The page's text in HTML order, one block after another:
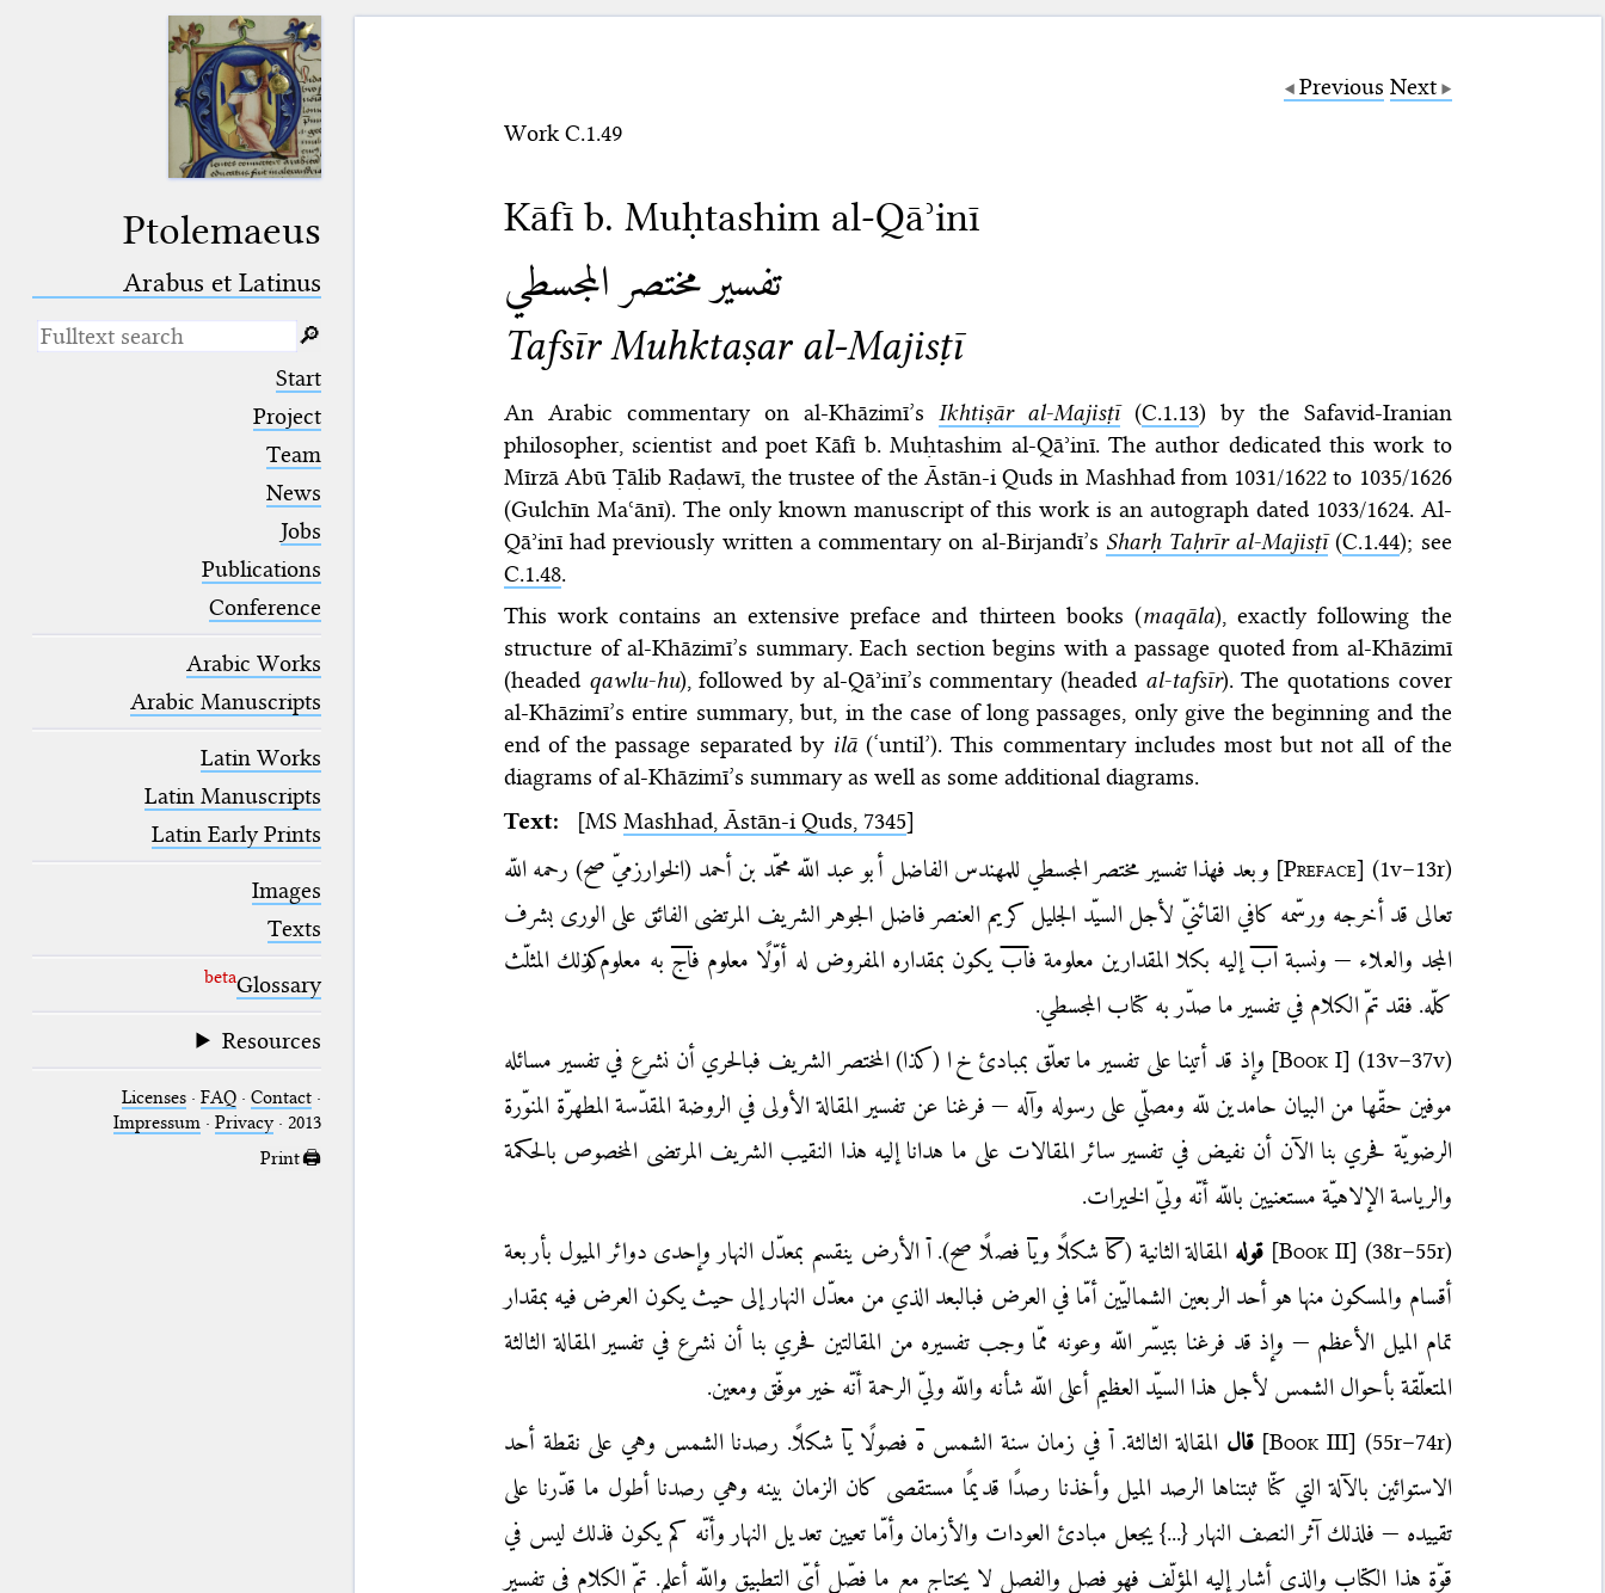
Ptolemaeus
Arabus et Latinus
(the underscore) is the placeholder
placeholder for no, one or more
placeholder for no, one or more
blank space (so that a search ends
at word boundaries).
🔎︎
Start
Project
Team
News
Jobs
Publications
Conference
Arabic Works
Arabic Manuscripts
Latin Works
Latin Manuscripts
Latin Early Prints
Images
Texts
betaGlossary
Resources
Licenses· FAQ· Contact·
Impressum· Privacy· 2013
Print 🖨
Previous Next
Work C.1.49
Kāfī b. Muḥtashim al-Qāʾinī
تفسير مختصر المجسطي
Tafsīr Muhktaṣar al-Majisṭī
An Arabic commentary on al-Khāzimī’s Ikhtiṣār al-Majisṭī(C.1.13) by the Safavid-Iranian
philosopher, scientist and poet Kāfī b. Muḥtashim al-Qāʾinī. The author dedicated this work to
Mīrzā Abū Ṭālib Raḍawī, the trustee of the Āstān-i Quds in Mashhad from 1031/​1622 to 1035/​1626
(Gulchīn Maʿānī). The only known manuscript of this work is an autograph dated 1033/​1624. Al-
Qāʾinī had previously written a commentary on al-Birjandī’s Sharḥ Taḥrīr al-Majisṭī(C.1.44); see
C.1.48.
This work contains an extensive preface and thirteen books (maqāla), exactly following the
structure of al-Khāzimī’s summary. Each section begins with a passage quoted from al-Khāzimī
(headed qawlu-hu), followed by al-Qāʾinī’s commentary (headed al-tafsīr). The quotations cover
al-Khāzimī’s entire summary, but, in the case of long passages, only give the beginning and the
end of the passage separated by ilā (‘until’). This commentary includes most but not all of the
diagrams of al-Khāzimī’s summary as well as some additional diagrams.
Text: [MS Mashhad, Āstān-i Quds, 7345]
[Preface] (1v–13r)
وبعد فهذا تفسير مختصر المجسطي للمهندس الفاضل أبو عبد اللّه محمّد بن أحمد (الخوارزميّ صح) رحمه اللّه
تعالى قد أخرجه ورسّمه كافي القائنيّ لأجل السيّد الجليل كريم العنصر فاضل الجوهر الشريف المرتضى الفائق على الورى بشرف
المجد والعلاء — ونسبةاب إليه بكلا المقدارين معلومة فاب يكون بمقداره المفروض له أوّلًا معلوم فاج به معلوم وكذلك المثلّث
كلّه. فقد تمّ الكلام في تفسير ما صدّر به كتاب المجسطي.
[Book I] (13v–37v)
وإذ قد أتينا على تفسير ما تعلّق بمبادئ خ ا (كذا) المختصر الشريف فبالحري أن نشرع في تفسير مسائله
موفين حقّها من البيان حامدين للّه ومصلّي على رسوله وآله — فرغنا عن تفسير المقالة الأولى في الروضة المقدّسة المطهرّة المنوّرة
الرضويّة فحري بنا الآن أن نفيض في تفسير سائر المقالات على ما هدانا إليه هذا النقيب الشريف المرتضى المخصوص بالحكمة
والرياسة الإلاهيّة مستعنيين باللّه أنّه وليّ الخيرات.
[Book II] (38r–55r) قوله المقالة الثانية (كا شكلًا و يا فصلًا صح).ا الأرض ينقسم بمعدّل النهار وإحدى دوائر الميول بأربعة
أقسام والمسكون منها هو أحد الربعين الشماليّين أمّا في العرض فبالبعد الذي من معدّل النهار إلى حيث يكون العرض فيه بمقدار
تمام الميل الأعظم — وإذ قد فرغنا بتيسّر اللّه وعونه ممّا وجب تفسيره من المقالتين فحري بنا أن نشرع في تفسير المقالة الثالثة
المتعلّقة بأحوال الشمس لأجل هذا السيّد العظيم أعلى اللّه شأنه واللّه وليّ الرحمة أنّه خير موفّق ومعين.
[Book III] (55r–74r) قال المقالة الثالثة.ا في زمان سنة الشمس ه فصولًا يا شكلًا. رصدنا الشمس وهي على نقطة أحد
الاستوائين بالآلة التي كنّا ثبتناها الرصد الميل وأخذنا رصدًا قديمًا مستقصى كان الزمان بينه وهي رصدنا أطول ما قدّرنا على
تقييده — فلذلك آثر النصف النهار {...} يجعل مبادئ العودات والأزمان وأمّا تعيين تعديل النهار وأنّه كم يكون فذلك ليس في
قوّة هذا الكتاب والذي أشار إليه المؤلّف فهو فصل والفصل لا يحتاج مع ما فصّل أيّ التطبيق واللّه أعلم. تمّ الكلام في تفسير